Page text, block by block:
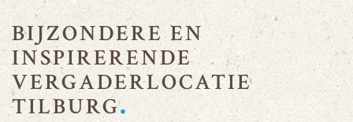
BIJZONDERE EN
INSPIRERENDE
VERGADERLOCATIE
TILBURG